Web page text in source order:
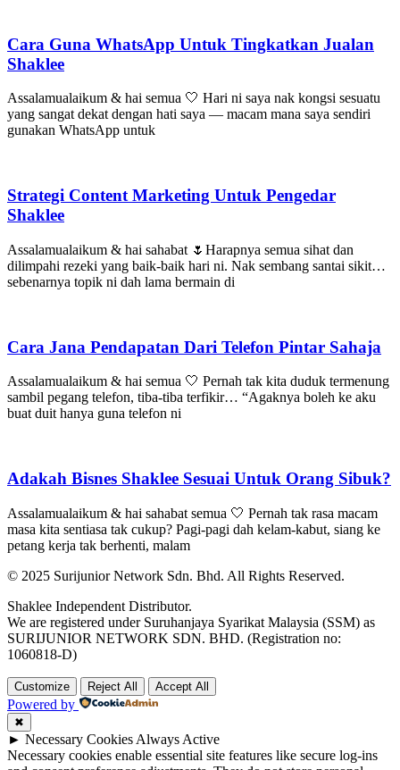
Cara Guna WhatsApp Untuk Tingkatkan Jualan
Shaklee
Assalamualaikum & hai semua 🤍 Hari ni saya nak kongsi sesuatu
yang sangat dekat dengan hati saya — macam mana saya sendiri
gunakan WhatsApp untuk
Strategi Content Marketing Untuk Pengedar
Shaklee
Assalamualaikum & hai sahabat 🌷Harapnya semua sihat dan
dilimpahi rezeki yang baik-baik hari ni. Nak sembang santai sikit…
sebenarnya topik ni dah lama bermain di
Cara Jana Pendapatan Dari Telefon Pintar Sahaja
Assalamualaikum & hai semua 🤍 Pernah tak kita duduk termenung
sambil pegang telefon, tiba-tiba terfikir… “Agaknya boleh ke aku
buat duit hanya guna telefon ni
Adakah Bisnes Shaklee Sesuai Untuk Orang Sibuk?
Assalamualaikum & hai sahabat semua 🤍 Pernah tak rasa macam
masa kita sentiasa tak cukup? Pagi-pagi dah kelam-kabut, siang ke
petang kerja tak berhenti, malam
© 2025 Surijunior Network Sdn. Bhd. All Rights Reserved.
Shaklee Independent Distributor.
We are registered under Suruhanjaya Syarikat Malaysia (SSM) as
SURIJUNIOR NETWORK SDN. BHD. (Registration no:
1060818-D)
Customize Reject All Accept All
Powered by
✖
► Necessary Cookies Always Active
Necessary cookies enable essential site features like secure log-ins